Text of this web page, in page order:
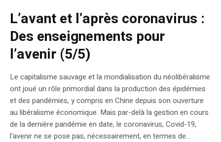
L’avant et l’après coronavirus :
Des enseignements pour
l’avenir (5/5)
Le capitalisme sauvage et la mondialisation du néolibéralisme
ont joué un rôle primordial dans la production des épidémies
et des pandémies, y compris en Chine depuis son ouverture
au libéralisme économique. Mais par-delà la gestion en cours
de la dernière pandémie en date, le coronavirus, Covid-19,
l’avenir ne se pose pas, nécessairement, en termes de...